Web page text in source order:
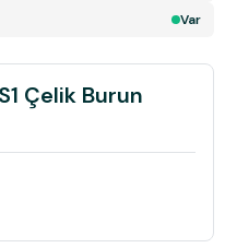
Var
Çelik Burun